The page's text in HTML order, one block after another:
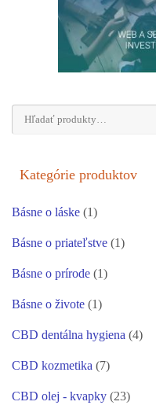
Hľadať:
Kategórie produktov
Básne o láske (1)
Básne o priateľstve (1)
Básne o prírode (1)
Básne o živote (1)
CBD dentálna hygiena (4)
CBD kozmetika (7)
CBD olej - kvapky (23)